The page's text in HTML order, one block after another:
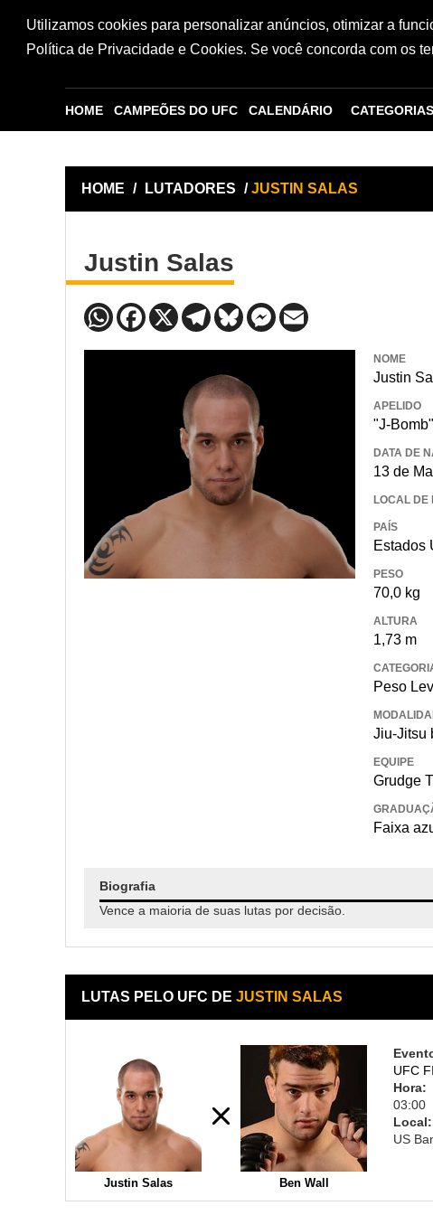
Utilizamos cookies para personalizar anúncios, otimizar a
Política de Privacidade e Cookies. Se você concorda com os
HOME CAMPEÕES DO UFC CALENDÁRIO CATEGORIAS
HOME / LUTADORES /JUSTIN SALAS
Justin Salas
NOME
Justin
APELIDO
"J-Bomb"
DATA DE
13 de
LOCAL DE
PAÍS
Estados
PESO
70,0 kg
ALTURA
1,73 m
Peso
Jiu-Jitsu
EQUIPE
Grudge
Faixa
Biografia
Vence a maioria de suas lutas por decisão.
LUTAS PELO UFC DE JUSTIN SALAS
Justin Salas Ben Wall
UFC
Hora:
03:00
Local:
US